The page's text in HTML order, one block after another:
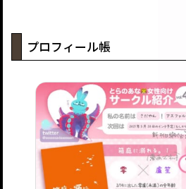
プロフィール帳